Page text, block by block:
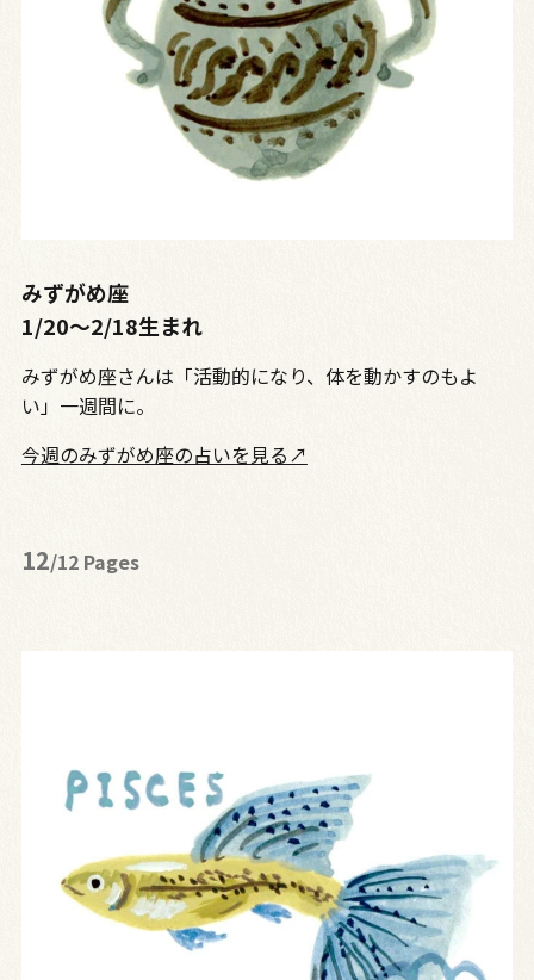
みずがめ座
1/20〜2/18生まれ
みずがめ座さんは「活動的になり、体を動かすのもよ
い」一週間に。
今週のみずがめ座の占いを見る↗
12/12 Pages